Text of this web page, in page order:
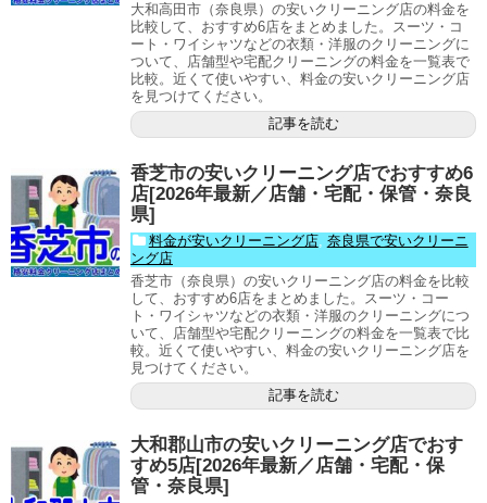
大和高田市（奈良県）の安いクリーニング店の料金を
比較して、おすすめ6店をまとめました。スーツ・コ
ート・ワイシャツなどの衣類・洋服のクリーニングに
ついて、店舗型や宅配クリーニングの料金を一覧表で
比較。近くて使いやすい、料金の安いクリーニング店
を見つけてください。
記事を読む
香芝市の安いクリーニング店でおすすめ6
店[2026年最新／店舗・宅配・保管・奈良
県]
料金が安いクリーニング店, 奈良県で安いクリーニ
ング店
香芝市（奈良県）の安いクリーニング店の料金を比較
して、おすすめ6店をまとめました。スーツ・コー
ト・ワイシャツなどの衣類・洋服のクリーニングにつ
いて、店舗型や宅配クリーニングの料金を一覧表で比
較。近くて使いやすい、料金の安いクリーニング店を
見つけてください。
記事を読む
大和郡山市の安いクリーニング店でおす
すめ5店[2026年最新／店舗・宅配・保
管・奈良県]